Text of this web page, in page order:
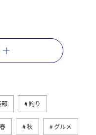
部 釣り
春 秋 グルメ